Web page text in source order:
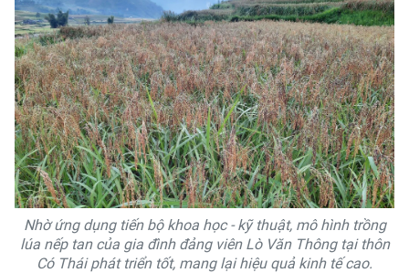
Nhờ ứng dụng tiến bộ khoa học - kỹ thuật, mô hình trồng
lúa nếp tan của gia đình đảng viên Lò Văn Thông tại thôn
Có Thái phát triển tốt, mang lại hiệu quả kinh tế cao.